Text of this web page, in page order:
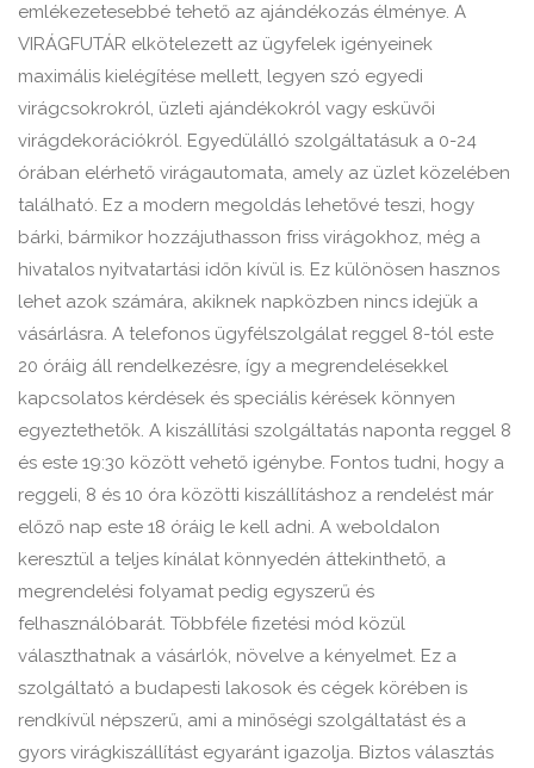
emlékezetesebbé tehető az ajándékozás élménye. A
VIRÁGFUTÁR elkötelezett az ügyfelek igényeinek
maximális kielégítése mellett, legyen szó egyedi
virágcsokrokról, üzleti ajándékokról vagy esküvői
virágdekorációkról. Egyedülálló szolgáltatásuk a 0-24
órában elérhető virágautomata, amely az üzlet közelében
található. Ez a modern megoldás lehetővé teszi, hogy
bárki, bármikor hozzájuthasson friss virágokhoz, még a
hivatalos nyitvatartási időn kívül is. Ez különösen hasznos
lehet azok számára, akiknek napközben nincs idejük a
vásárlásra. A telefonos ügyfélszolgálat reggel 8-tól este
20 óráig áll rendelkezésre, így a megrendelésekkel
kapcsolatos kérdések és speciális kérések könnyen
egyeztethetők. A kiszállítási szolgáltatás naponta reggel 8
és este 19:30 között vehető igénybe. Fontos tudni, hogy a
reggeli, 8 és 10 óra közötti kiszállításhoz a rendelést már
előző nap este 18 óráig le kell adni. A weboldalon
keresztül a teljes kínálat könnyedén áttekinthető, a
megrendelési folyamat pedig egyszerű és
felhasználóbarát. Többféle fizetési mód közül
választhatnak a vásárlók, növelve a kényelmet. Ez a
szolgáltató a budapesti lakosok és cégek körében is
rendkívül népszerű, ami a minőségi szolgáltatást és a
gyors virágkiszállítást egyaránt igazolja. Biztos választás